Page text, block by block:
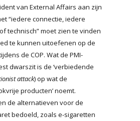
van External Affairs aan zijn
“iedere connectie, iedere
technisch” moet zien te vinden
te kunnen uitoefenen op de
de COP. Wat de PMI-
dwarszit is de ‘verbiedende
attack) op wat de
producten’ noemt.
de alternatieven voor de
bedoeld, zoals e-sigaretten